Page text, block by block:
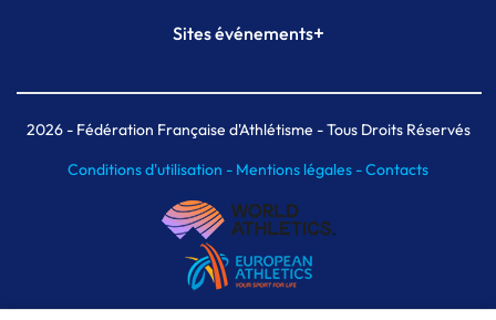
Plateforme Formation
Sites événements+
Meeting de Paris indoor
MAIF Ekiden de Paris
2026- Fédération Française d'Athlétisme - Tous Droits Réservés
Conditions d'utilisation - Mentions légales -Contacts